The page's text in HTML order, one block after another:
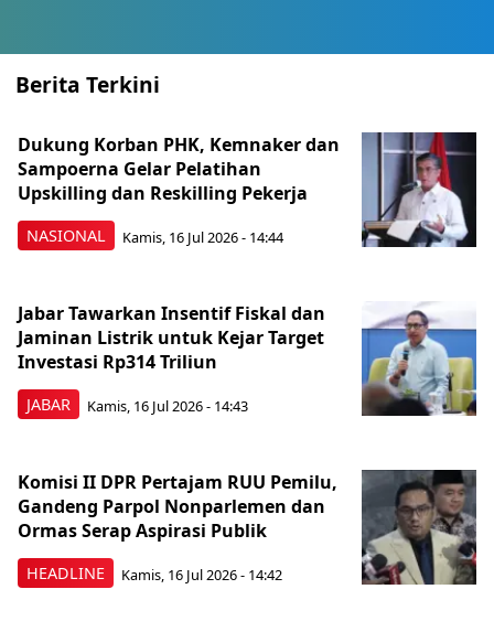
Berita Terkini
NASIONAL
Dukung Korban PHK, Kemnaker dan
Sampoerna Gelar Pelatihan
Upskilling dan Reskilling Pekerja
Kamis, 16 Jul 2026 - 14:44
JABAR
Jabar Tawarkan Insentif Fiskal dan
Jaminan Listrik untuk Kejar Target
Investasi Rp314 Triliun
Kamis, 16 Jul 2026 - 14:43
HEADLINE
Komisi II DPR Pertajam RUU Pemilu,
Gandeng Parpol Nonparlemen dan
Ormas Serap Aspirasi Publik
Kamis, 16 Jul 2026 - 14:42